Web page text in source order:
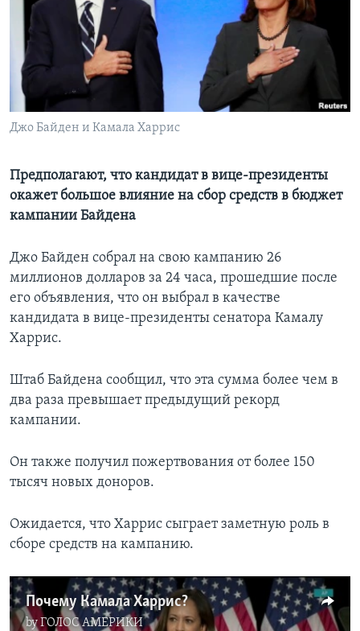
Learning English
СОЦИАЛЬНЫЕ СЕТИ
Джо Байден и Камала Харрис
Предполагают, что кандидат в вице-президенты
окажет большое влияние на сбор средств в бюджет
кампании Байдена
Джо Байден собрал на свою кампанию 26
миллионов долларов за 24 часа, прошедшие после
его объявления, что он выбрал в качестве
кандидата в вице-президенты сенатора Камалу
Харрис.
Штаб Байдена сообщил, что эта сумма более чем в
два раза превышает предыдущий рекорд
кампании.
Он также получил пожертвования от более 150
тысяч новых доноров.
Ожидается, что Харрис сыграет заметную роль в
сборе средств на кампанию.
Почему Камала Харрис?
byГОЛОС АМЕРИКИ